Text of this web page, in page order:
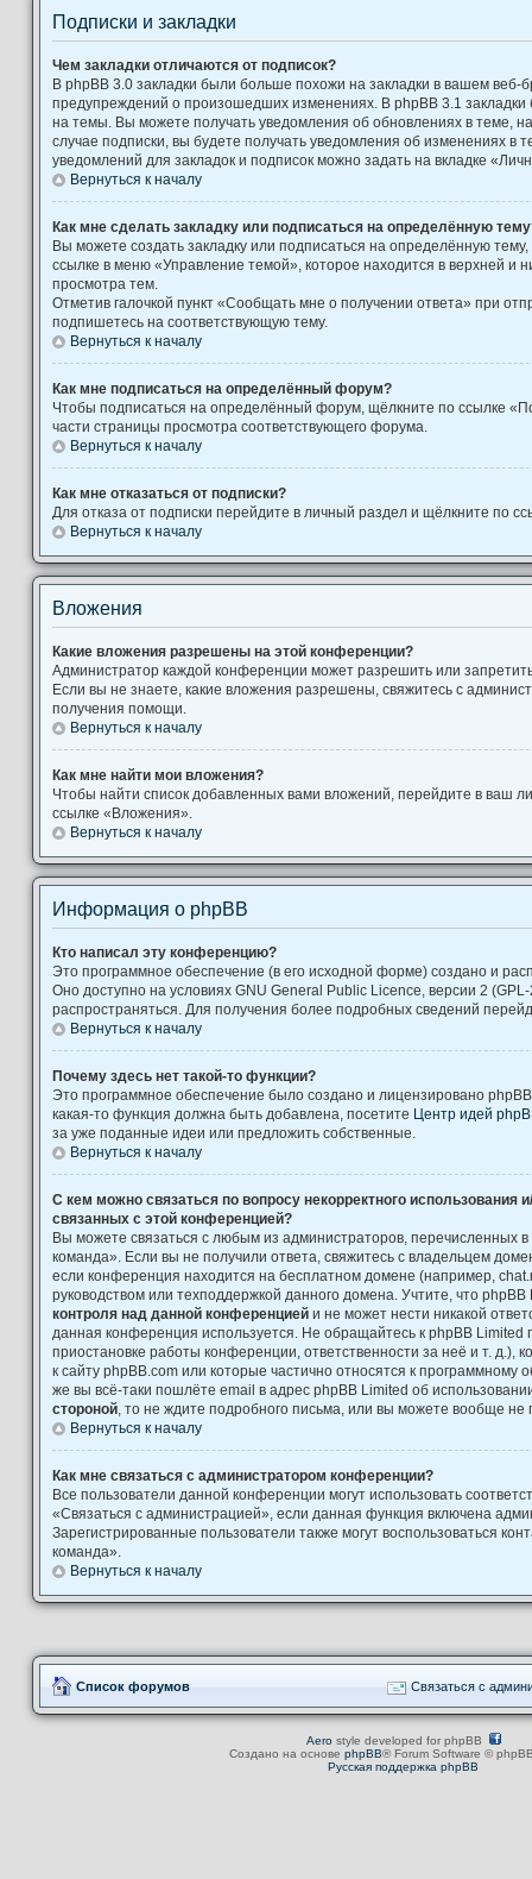
Подписки и закладки
Чем закладки отличаются от подписок?
В phpBB 3.0 закладки были больше похожи на закладки в вашем веб-
предупреждений о произошедших изменениях. В phpBB 3.1
на темы. Вы можете получать уведомления об обновлениях в теме,
случае подписки, вы будете получать уведомления об изменениях в
уведомлений для закладок и подписок можно задать на вкладке
Вернуться к началу
Как мне сделать закладку или подписаться на определённую
Вы можете создать закладку или подписаться на определённую
ссылке в меню «Управление темой», которое находится в верхней и
просмотра тем.
Отметив галочкой пункт «Сообщать мне о получении ответа» при
подпишетесь на соответствующую тему.
Вернуться к началу
Как мне подписаться на определённый форум?
Чтобы подписаться на определённый форум, щёлкните по ссылке
части страницы просмотра соответствующего форума.
Вернуться к началу
Как мне отказаться от подписки?
Для отказа от подписки перейдите в личный раздел и щёлкните по
Вернуться к началу
Вложения
Какие вложения разрешены на этой конференции?
Администратор каждой конференции может разрешить или
Если вы не знаете, какие вложения разрешены, свяжитесь с
получения помощи.
Вернуться к началу
Как мне найти мои вложения?
Чтобы найти список добавленных вами вложений, перейдите в ваш
ссылке «Вложения».
Вернуться к началу
Информация о phpBB
Кто написал эту конференцию?
Это программное обеспечение (в его исходной форме) создано и
Оно доступно на условиях GNU General Public Licence, версии 2
распространяться. Для получения более подробных сведений
Вернуться к началу
Почему здесь нет такой-то функции?
Это программное обеспечение было создано и лицензировано
какая-то функция должна быть добавлена, посетите Центр идей
за уже поданные идеи или предложить собственные.
Вернуться к началу
С кем можно связаться по вопросу некорректного использования
связанных с этой конференцией?
Вы можете связаться с любым из администраторов, перечисленных
команда». Если вы не получили ответа, свяжитесь с владельцем
если конференция находится на бесплатном домене (например,
руководством или техподдержкой данного домена. Учтите, что
контроля над данной конференцией и не может нести никакой
данная конференция используется. Не обращайтесь к phpBB Limited
приостановке работы конференции, ответственности за неё и т. д.),
к сайту phpBB.com или которые частично относятся к программному
же вы всё-таки пошлёте email в адрес phpBB Limited об
стороной , то не ждите подробного письма, или вы можете вообще не
Вернуться к началу
Как мне связаться с администратором конференции?
Все пользователи данной конференции могут использовать
«Связаться с администрацией», если данная функция включена
Зарегистрированные пользователи также могут воспользоваться
команда».
Вернуться к началу
Список форумов Связаться с
Aerostyle developed for phpBB
Создано на основе phpBB® Forum Software ©
Русская поддержка phpBB